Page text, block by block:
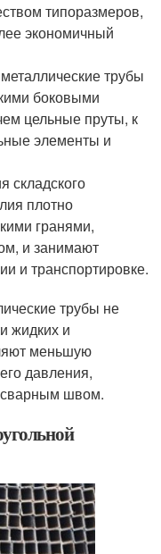
типоразмеров,
экономичный
трубы
боковыми
цельные пруты, к
элементы и
складского
плотно
гранями,
и занимают
и транспортировке.
трубы не
жидких и
меньшую
давления,
сварным швом.